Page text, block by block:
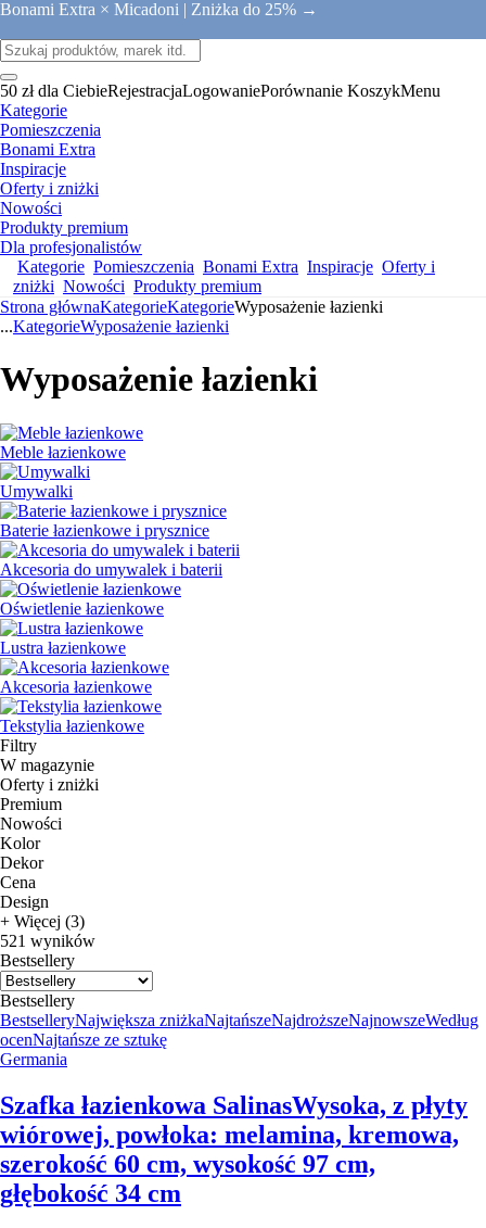
Bonami Extra × Micadoni | Zniżka do 25% →
50 zł dla CiebieRejestracjaLogowaniePorównanie KoszykMenu
Kategorie
Pomieszczenia
Bonami Extra
Inspiracje
Oferty i zniżki
Nowości
Produkty premium
Dla profesjonalistów
Kategorie Pomieszczenia Bonami Extra Inspiracje Oferty i
zniżki Nowości Produkty premium
Strona głównaKategorieKategorieWyposażenie łazienki
...KategorieWyposażenie łazienki
Wyposażenie łazienki
Meble łazienkowe
Umywalki
Baterie łazienkowe i prysznice
Akcesoria do umywalek i baterii
Oświetlenie łazienkowe
Lustra łazienkowe
Akcesoria łazienkowe
Tekstylia łazienkowe
Filtry
W magazynie
Oferty i zniżki
Premium
Nowości
Kolor
Dekor
Cena
Design
+ Więcej (3)
521 wyników
Bestsellery
Bestsellery
BestselleryNajwiększa zniżkaNajtańszeNajdroższeNajnowszeWedług
ocenNajtańsze ze sztukę
Germania
Szafka łazienkowa SalinasWysoka, z płyty
wiórowej, powłoka: melamina, kremowa,
szerokość 60 cm, wysokość 97 cm,
głębokość 34 cm